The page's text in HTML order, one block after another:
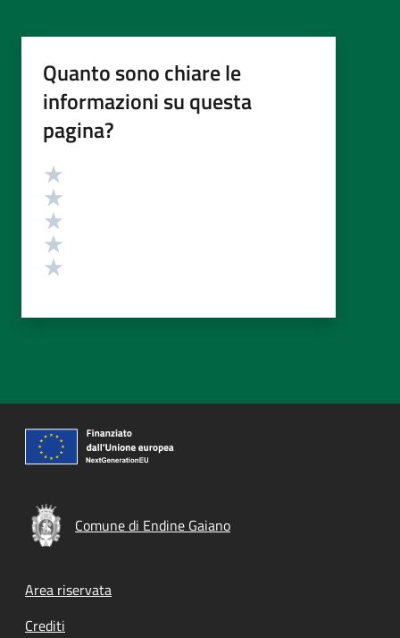
Quanto sono chiare le
informazioni su questa
pagina?
Valutazione
Comune di Endine Gaiano
Footer menu
Area riservata
Crediti